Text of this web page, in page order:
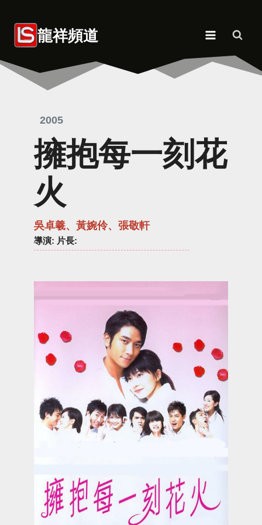
content 龍祥頻道
2005
擁抱每一刻花
火
吳卓羲、黃婉伶、張敬軒
導演: 片長: